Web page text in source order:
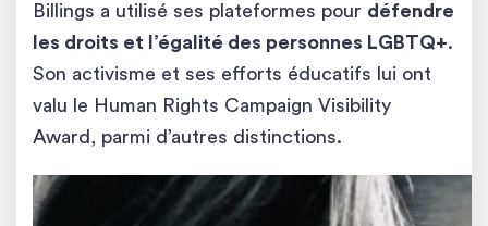
Billings a utilisé ses plateformes pour défendre
les droits et l’égalité des personnes LGBTQ+.
Son activisme et ses efforts éducatifs lui ont
valu le Human Rights Campaign Visibility
Award, parmi d’autres distinctions.